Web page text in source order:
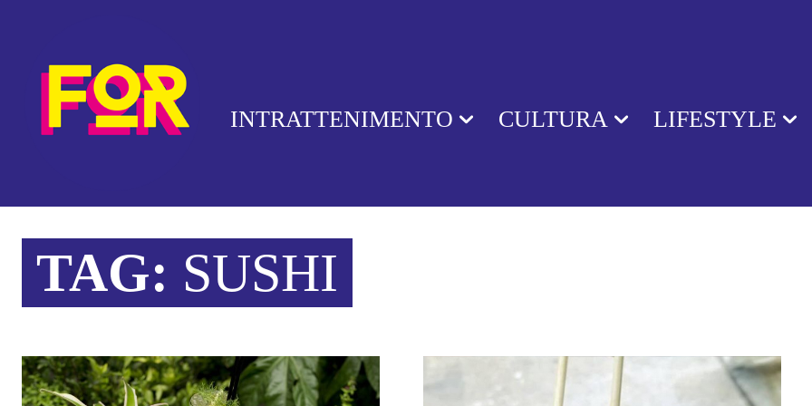
INTRATTENIMENTO CULTURA LIFESTYLE
TAG: SUSHI